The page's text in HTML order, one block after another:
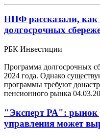
НПФ рассказали,
долгосрочных
РБК Инвестиции
Программа долгосрочных
2024 года. Однако
программы требуют
пенсионного рынка
"Эксперт РА": рынок
управления может